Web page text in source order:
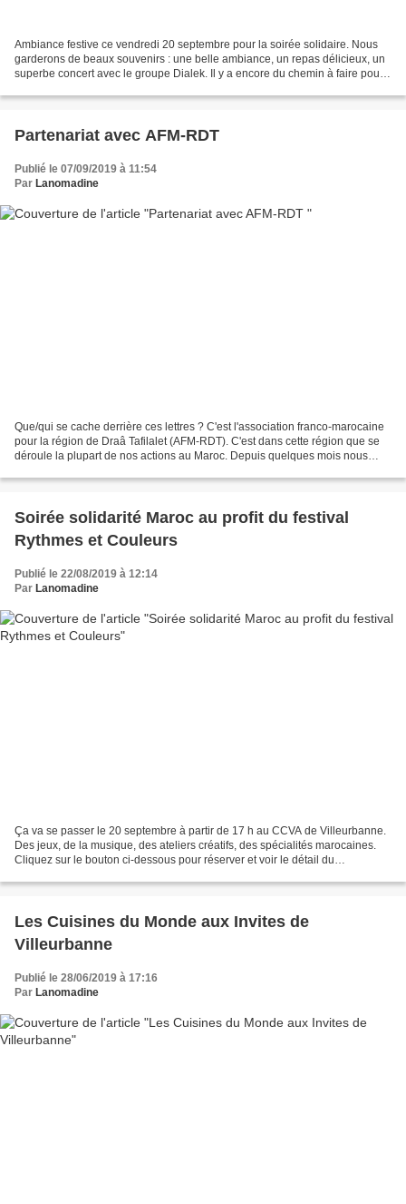
Ambiance festive ce vendredi 20 septembre pour la soirée solidaire. Nous
garderons de beaux souvenirs : une belle ambiance, un repas délicieux, un
superbe concert avec le groupe Dialek. Il y a encore du chemin à faire pour
Partenariat avec AFM-RDT
Publié le 07/09/2019 à 11:54
Par Lanomadine
Que/qui se cache derrière ces lettres ? C'est l'association franco-marocaine
pour la région de Draâ Tafilalet (AFM-RDT). C'est dans cette région que se
déroule la plupart de nos actions au Maroc. Depuis quelques mois nous
Soirée solidarité Maroc au profit du festival
Rythmes et Couleurs
Publié le 22/08/2019 à 12:14
Par Lanomadine
Ça va se passer le 20 septembre à partir de 17 h au CCVA de Villeurbanne.
Des jeux, de la musique, des ateliers créatifs, des spécialités marocaines.
Cliquez sur le bouton ci-dessous pour réserver et voir le détail du
Les Cuisines du Monde aux Invites de
Villeurbanne
Publié le 28/06/2019 à 17:16
Par Lanomadine